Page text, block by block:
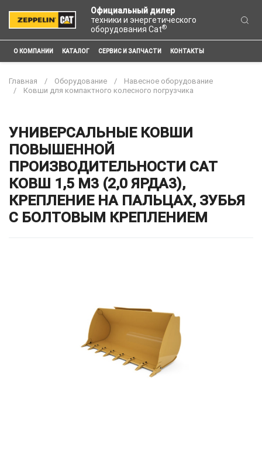
Официальный дилер
техники и энергетического
оборудования Cat®
О КОМПАНИИ КАТАЛОГ СЕРВИС И ЗАПЧАСТИ КОНТАКТЫ
Главная Оборудование
Навесное оборудование
Ковши для компактного колесного погрузчика
УНИВЕРСАЛЬНЫЕ КОВШИ
ПОВЫШЕННОЙ
ПРОИЗВОДИТЕЛЬНОСТИ CAT
КОВШ 1,5 М3 (2,0 ЯРДА3),
КРЕПЛЕНИЕ НА ПАЛЬЦАХ, ЗУБЬЯ
С БОЛТОВЫМ КРЕПЛЕНИЕМ